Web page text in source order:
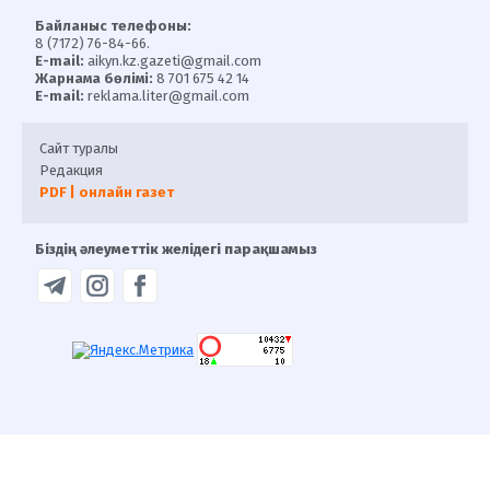
Байланыс телефоны:
8 (7172) 76-84-66.
E-mail: aikyn.kz.gazeti@gmail.com
Жарнама бөлімі: 8 701 675 42 14
E-mail: reklama.liter@gmail.com
Сайт туралы
Редакция
PDF | онлайн газет
Біздің әлеуметтік желідегі парақшамыз